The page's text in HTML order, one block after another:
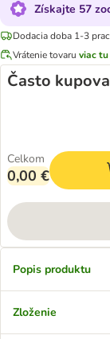
Získajte 57
Dodacia doba 1-3
Vrátenie tovaru viac tu
Často
Celkom
0,00 €
Popis produktu
Zloženie